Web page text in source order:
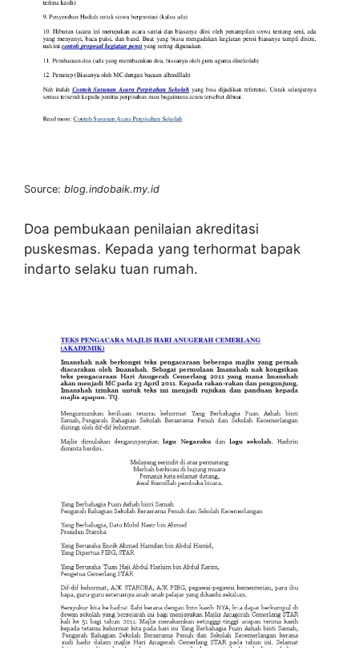
Source: blog.indobaik.my.id
Doa pembukaan penilaian akreditasi
puskesmas. Kepada yang terhormat bapak
indarto selaku tuan rumah.